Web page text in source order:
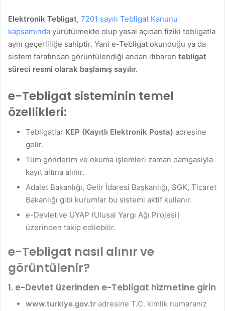
Elektronik Tebligat, 7201 sayılı Tebligat Kanunu
kapsamında yürütülmekte olup yasal açıdan fiziki tebligatla
aynı geçerliliğe sahiptir. Yani e-Tebligat okunduğu ya da
sistem tarafından görüntülendiği andan itibaren tebligat
süreci resmi olarak başlamış sayılır.
e-Tebligat sisteminin temel
özellikleri:
Tebligatlar KEP (Kayıtlı Elektronik Posta) adresine
gelir.
Tüm gönderim ve okuma işlemleri zaman damgasıyla
kayıt altına alınır.
Adalet Bakanlığı, Gelir İdaresi Başkanlığı, SGK, Ticaret
Bakanlığı gibi kurumlar bu sistemi aktif kullanır.
e-Devlet ve UYAP (Ulusal Yargı Ağı Projesi)
üzerinden takip edilebilir.
e-Tebligat nasıl alınır ve
görüntülenir?
1. e-Devlet üzerinden e-Tebligat hizmetine girin
www.turkiye.gov.tr adresine T.C. kimlik numaranız